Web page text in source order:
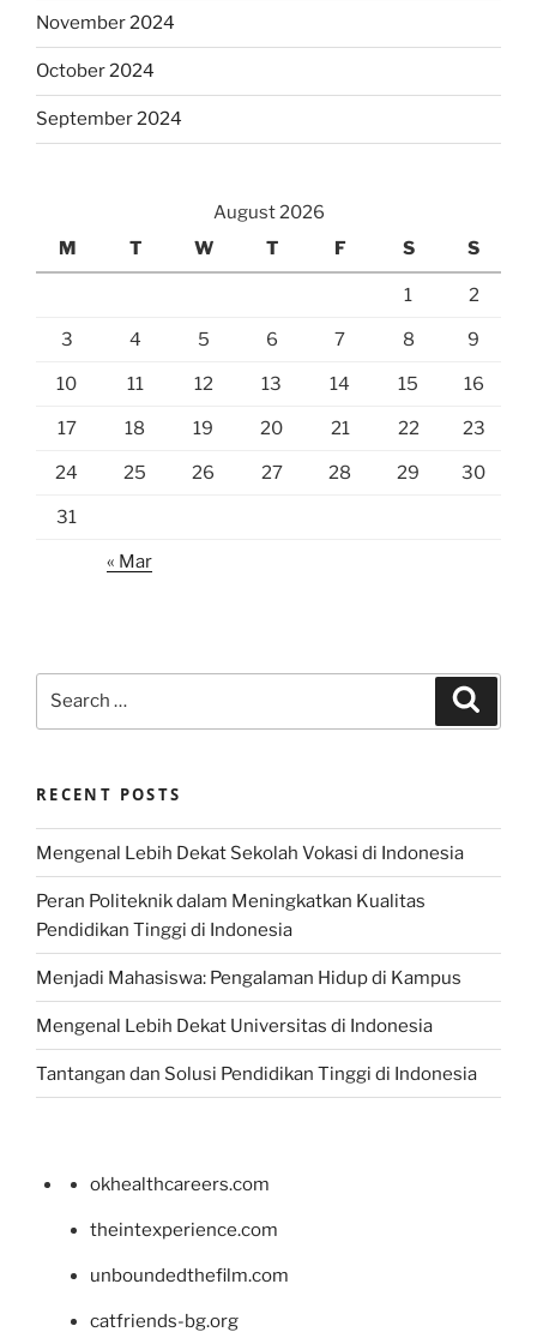
November 2024
October 2024
September 2024
August 2026
M
T W T F S S
1 2
3 4 5 6 7 8 9
10 11 12 13 14 15 16
17 18 19 20 21 22 23
24 25 26 27 28 29 30
31
« Mar
RECENT POSTS
Mengenal Lebih Dekat Sekolah Vokasi di Indonesia
Peran Politeknik dalam Meningkatkan Kualitas
Pendidikan Tinggi di Indonesia
Menjadi Mahasiswa: Pengalaman Hidup di Kampus
Mengenal Lebih Dekat Universitas di Indonesia
Tantangan dan Solusi Pendidikan Tinggi di Indonesia
okhealthcareers.com
theintexperience.com
unboundedthefilm.com
catfriends-bg.org